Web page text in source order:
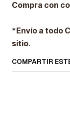
Compra con
*Envío a todo
sitio.
COMPARTIR